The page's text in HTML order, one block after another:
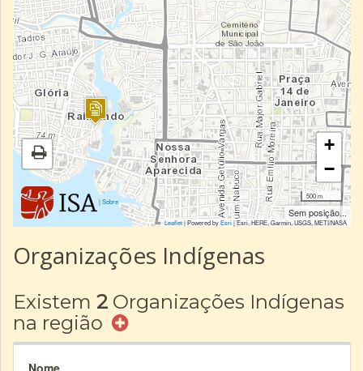
|Sobre
+
−
500 m
Sem posição...
Leaflet| Powered byEsri|Esri, HERE, Garmin, USGS, METI/NASA
Organizações Indígenas
Existem 2 Organizações Indígenas
na região
Nome